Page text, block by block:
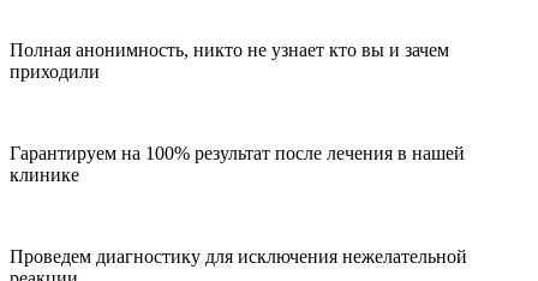
Полная анонимность, никто не узнает кто вы и зачем
приходили
Гарантируем на 100% результат после лечения в нашей
клинике
Проведем диагностику для исключения нежелательной